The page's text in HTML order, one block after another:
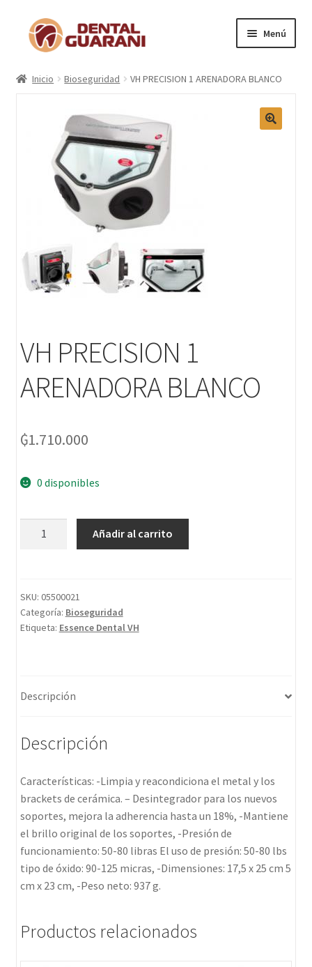
Menú
Inicio
Nosotros
Contactos
Marcas
Carrito
Inicio Bioseguridad VH PRECISION 1 ARENADORA BLANCO
VH PRECISION 1
ARENADORA BLANCO
₲1.710.000
0 disponibles
Añadir al carrito
SKU: 05500021
Categoría: Bioseguridad
Etiqueta: Essence Dental VH
Descripción
Descripción
Características: -Limpia y reacondiciona el metal y los
brackets de cerámica. – Desintegrador para los nuevos
soportes, mejora la adherencia hasta un 18%, -Mantiene
el brillo original de los soportes, -Presión de
funcionamiento: 50-80 libras El uso de presión: 50-80 lbs
tipo de óxido: 90-125 micras, -Dimensiones: 17,5 x 25 cm 5
cm x 23 cm, -Peso neto: 937 g.
Productos relacionados